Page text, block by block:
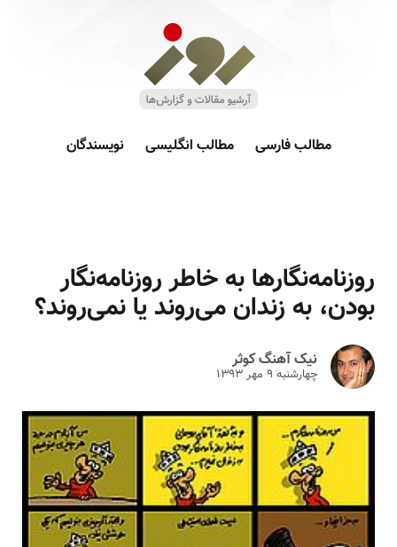
مطالب فارسی مطالب انگلیسی نویسندگان
روزنامه‌نگارها به خاطر روزنامه‌نگار
بودن، به زندان می‌روند یا نمی‌روند؟
نیک آهنگ کوثر
چهارشنبه ۹ مهر ۱۳۹۳